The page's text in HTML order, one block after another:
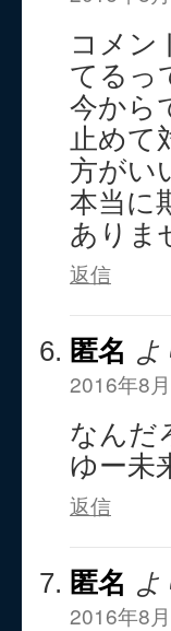
コメン
てるっ
今から
止めて
方がい
本当に
ありま
返信
匿名 よ
2016年8
なんだ
ゆー未
返信
匿名 よ
2016年8